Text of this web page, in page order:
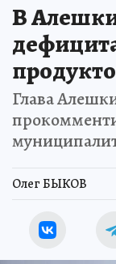
В
Глава
Олег БЫКОВ